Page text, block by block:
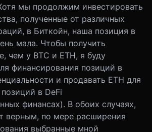
мы продолжим инвестировать
полученные от различных
в Биткойн, наша позиция в
мала. Чтобы получить
чем у BTC и ETH, я буду
финансирования позиций в
и продавать ETH для
в DeFi
финансах). В обоих случаях,
верным, по мере расширения
выбранные мной